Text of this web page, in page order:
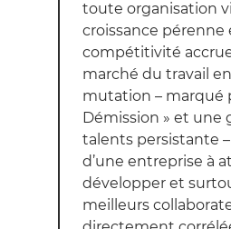
toute organisation
croissance pérenne
compétitivité
marché du travail
mutation – marqué
Démission » et une
talents persistante
d’une entreprise à
développer et
meilleurs